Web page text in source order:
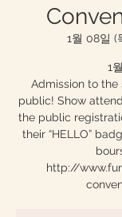
1월 08일 (
1
Admission to the
public! Show
the public
their “HELLO”
http://